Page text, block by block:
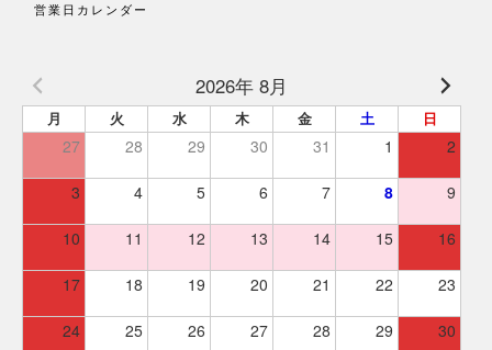
営業日カレンダー
2026年 8月
月 火 水 木 金 土 日
27 28 29 30 31 1 2
3 4 5 6 7 8 9
10 11 12 13 14 15 16
17 18 19 20 21 22 23
24 25 26 27 28 29 30